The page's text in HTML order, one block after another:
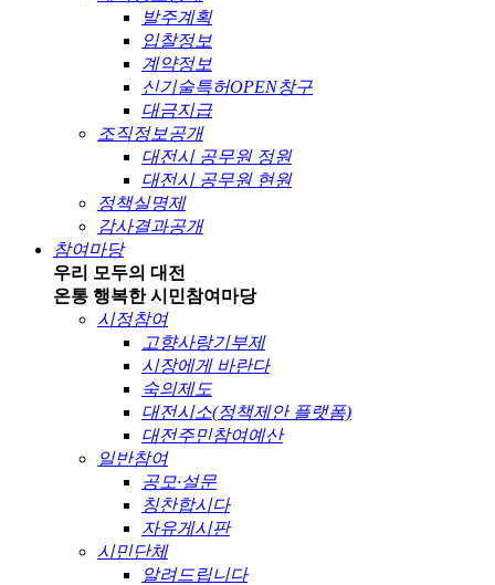
발주계획
입찰정보
계약정보
신기술특허OPEN창구
대금지급
조직정보공개
대전시 공무원 정원
대전시 공무원 현원
정책실명제
감사결과공개
참여마당
우리 모두의 대전
온통 행복한 시민참여마당
시정참여
고향사랑기부제
시장에게 바란다
숙의제도
대전시소(정책제안 플랫폼)
대전주민참여예산
일반참여
공모·설문
칭찬합시다
자유게시판
시민단체
알려드립니다